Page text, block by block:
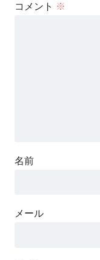
コメント ※
名前
メール